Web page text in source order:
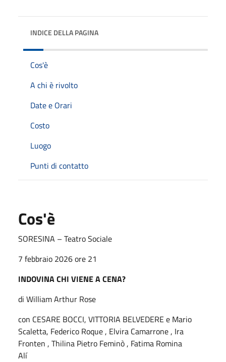
INDICE DELLA PAGINA
Cos'è
A chi è rivolto
Date e Orari
Costo
Luogo
Punti di contatto
Cos'è
SORESINA – Teatro Sociale
7 febbraio 2026 ore 21
INDOVINA CHI VIENE A CENA?
di William Arthur Rose
con CESARE BOCCI, VITTORIA BELVEDERE e Mario
Scaletta, Federico Roque , Elvira Camarrone , Ira
Fronten , Thilina Pietro Feminò , Fatima Romina
Alí